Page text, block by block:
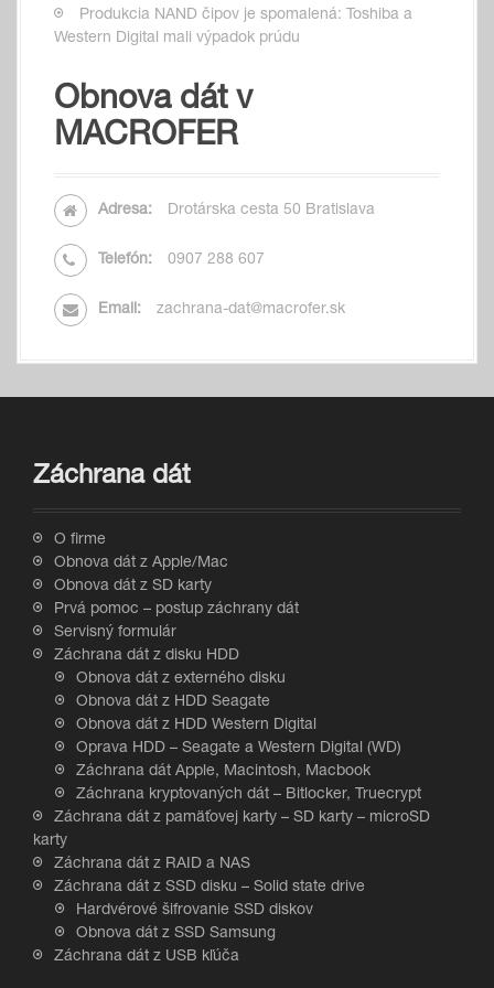
Produkcia NAND čipov je spomalená: Toshiba a
Western Digital mali výpadok prúdu
Obnova dát v
MACROFER
Adresa: Drotárska cesta 50 Bratislava
Telefón: 0907 288 607
Email: zachrana-dat@macrofer.sk
Záchrana dát
O firme
Obnova dát z Apple/Mac
Obnova dát z SD karty
Prvá pomoc – postup záchrany dát
Servisný formulár
Záchrana dát z disku HDD
Obnova dát z externého disku
Obnova dát z HDD Seagate
Obnova dát z HDD Western Digital
Oprava HDD – Seagate a Western Digital (WD)
Záchrana dát Apple, Macintosh, Macbook
Záchrana kryptovaných dát – Bitlocker, Truecrypt
Záchrana dát z pamäťovej karty – SD karty – microSD
karty
Záchrana dát z RAID a NAS
Záchrana dát z SSD disku – Solid state drive
Hardvérové šifrovanie SSD diskov
Obnova dát z SSD Samsung
Záchrana dát z USB kľúča